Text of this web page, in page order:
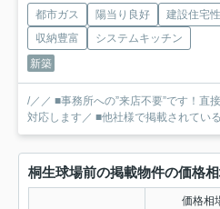
都市ガス 陽当り良好 建設住宅
収納豊富
システムキッチン
新築
/／／ ■事務所への”来店不要”です！直
対応します／ ■他社様で掲載されてい
桐生球場前の掲載物件の価格
価格相